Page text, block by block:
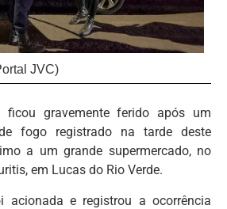
JVC)
ficou gravemente ferido após um
fogo registrado na tarde deste
a um grande supermercado, no
em Lucas do Rio Verde.
e registrou a ocorrência